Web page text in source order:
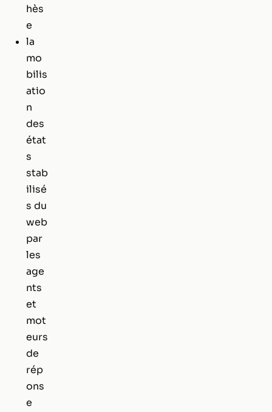
hès
e
la
mo
bilis
atio
n
des
état
s
stab
ilisé
s du
web
par
les
age
nts
et
mot
eurs
de
rép
ons
e